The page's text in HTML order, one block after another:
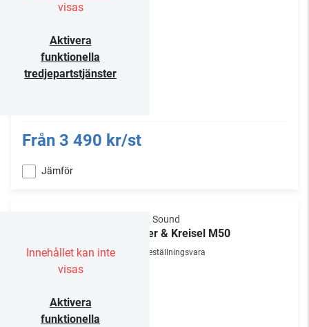
visas
Aktivera
funktionella
tredjepartstjänster
Från 3 490 kr/st
Jämför
Innehållet kan inte
visas
Aktivera
funktionella
M&K Sound
Miller & Kreisel M50
Beställningsvara